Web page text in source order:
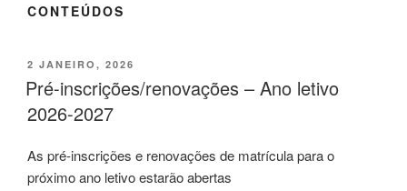
CONTEÚDOS
PUBLICADO
EM
2 JANEIRO, 2026
Pré-inscrições/renovações – Ano letivo
2026-2027
As pré-inscrições e renovações de matrícula para o
próximo ano letivo estarão abertas